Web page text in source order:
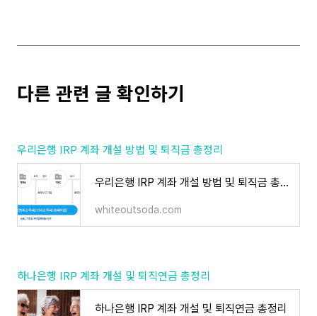
다른 관련 글 확인하기
우리은행 IRP 계좌 개설 방법 및 퇴직금 총정리
우리은행 IRP 계좌 개설 방법 및 퇴직금 총정리
whiteoutsoda.com
하나은행 IRP 계좌 개설 및 퇴직연금 총정리
하나은행 IRP 계좌 개설 및 퇴직연금 총정리